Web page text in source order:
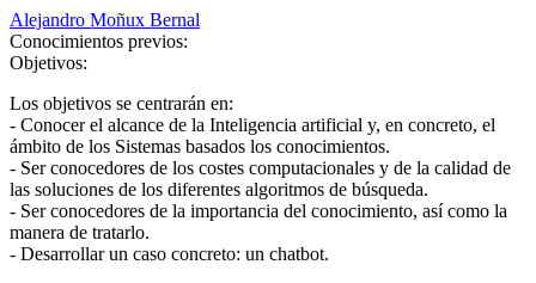
Alejandro Moñux Bernal
Conocimientos previos:
Objetivos:
Los objetivos se centrarán en:
- Conocer el alcance de la Inteligencia artificial y, en concreto, el
ámbito de los Sistemas basados los conocimientos.
- Ser conocedores de los costes computacionales y de la calidad de
las soluciones de los diferentes algoritmos de búsqueda.
- Ser conocedores de la importancia del conocimiento, así como la
manera de tratarlo.
- Desarrollar un caso concreto: un chatbot.